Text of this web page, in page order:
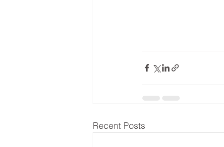
Recent Posts